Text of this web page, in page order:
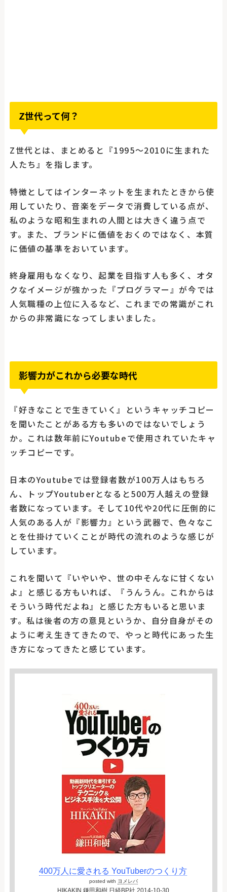
Z世代って何？
Z世代とは、まとめると『1995〜2010に生まれた
人たち』を指します。
特徴としてはインターネットを生まれたときから使
用していたり、音楽をデータで消費している点が、
私のような昭和生まれの人間とは大きく違う点で
す。また、ブランドに価値をおくのではなく、本質
に価値の基準をおいています。
終身雇用もなくなり、起業を目指す人も多く、オタ
クなイメージが強かった『プログラマー』が今では
人気職種の上位に入るなど、これまでの常識がこれ
からの非常識になってしまいました。
影響力がこれから必要な時代
『好きなことで生きていく』というキャッチコピー
を聞いたことがある方も多いのではないでしょう
か。これは数年前にYoutubeで使用されていたキャ
ッチコピーです。
日本のYoutubeでは登録者数が100万人はもちろ
ん、トップYoutuberとなると500万人越えの登録
者数になっています。そして10代や20代に圧倒的に
人気のある人が『影響力』という武器で、色々なこ
とを仕掛けていくことが時代の流れのような感じが
しています。
これを聞いて『いやいや、世の中そんなに甘くない
よ』と感じる方もいれば、『うんうん。これからは
そういう時代だよね』と感じた方もいると思いま
す。私は後者の方の意見というか、自分自身がその
ように考え生きてきたので、やっと時代にあった生
き方になってきたと感じています。
400万人に愛される YouTuberのつくり方
posted with ヨメレバ
HIKAKIN,鎌田和樹 日経BP社 2014-10-30